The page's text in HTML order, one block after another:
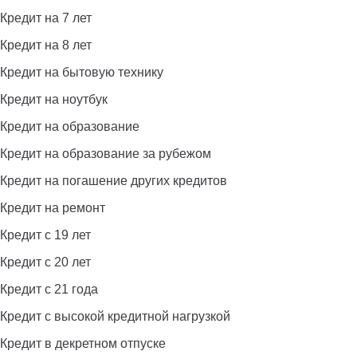
Кредит на 7 лет
Кредит на 8 лет
Кредит на бытовую технику
Кредит на ноутбук
Кредит на образование
Кредит на образование за рубежом
Кредит на погашение других кредитов
Кредит на ремонт
Кредит с 19 лет
Кредит с 20 лет
Кредит с 21 года
Кредит с высокой кредитной нагрузкой
Кредит в декретном отпуске